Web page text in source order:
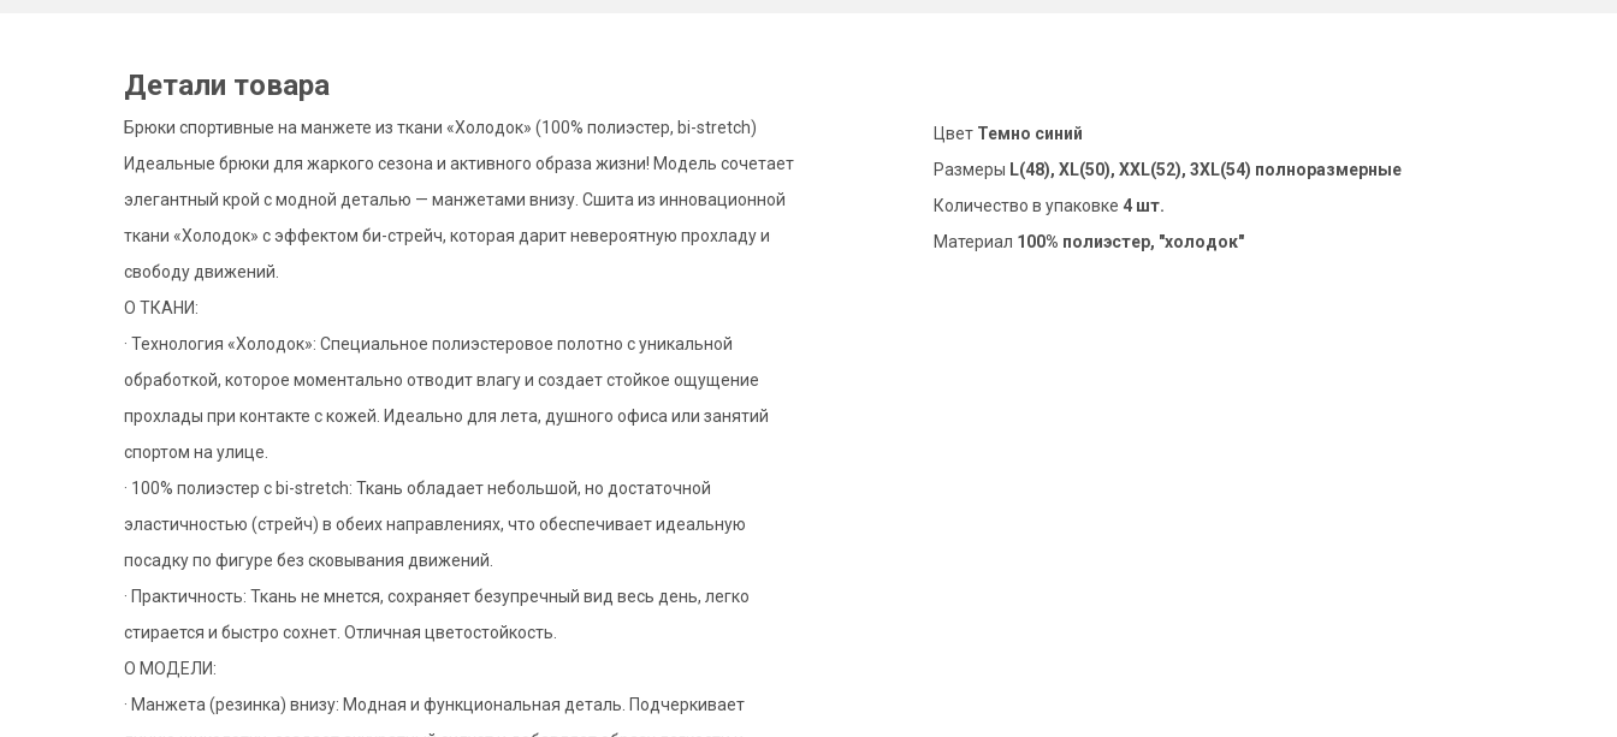
Детали товара
Брюки спортивные на манжете из ткани «Холодок» (100% полиэстер, bi-stretch)
Идеальные брюки для жаркого сезона и активного образа жизни! Модель сочетает
элегантный крой с модной деталью — манжетами внизу. Сшита из инновационной
ткани «Холодок» с эффектом би-стрейч, которая дарит невероятную прохладу и
свободу движений.
О ТКАНИ:
· Технология «Холодок»: Специальное полиэстеровое полотно с уникальной
обработкой, которое моментально отводит влагу и создает стойкое ощущение
прохлады при контакте с кожей. Идеально для лета, душного офиса или занятий
спортом на улице.
· 100% полиэстер с bi-stretch: Ткань обладает небольшой, но достаточной
эластичностью (стрейч) в обеих направлениях, что обеспечивает идеальную
посадку по фигуре без сковывания движений.
· Практичность: Ткань не мнется, сохраняет безупречный вид весь день, легко
стирается и быстро сохнет. Отличная цветостойкость.
О МОДЕЛИ:
· Манжета (резинка) внизу: Модная и функциональная деталь. Подчеркивает
Цвет Темно синий
Размеры L(48), XL(50), XXL(52), 3XL(54) полноразмерные
Количество в упаковке 4 шт.
Материал 100% полиэстер, "холодок"